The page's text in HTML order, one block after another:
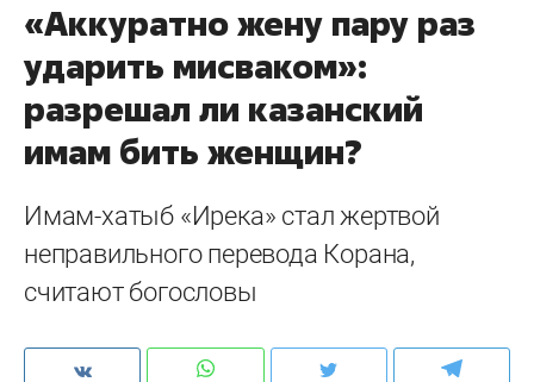
«Аккуратно жену пару раз
ударить мисваком»:
разрешал ли казанский
имам бить женщин?
Имам-хатыб «Ирека» стал жертвой
неправильного перевода Корана,
считают богословы